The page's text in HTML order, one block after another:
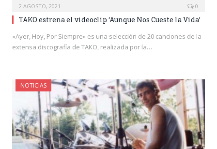
2 AGOSTO, 2021 0
TAKO estrena el videoclip ‘Aunque Nos Cueste la Vida’
«Ayer, Hoy, Por Siempre» es una selección de 20 canciones de la
extensa discografía de TAKO, realizada por la…
NOTICIAS